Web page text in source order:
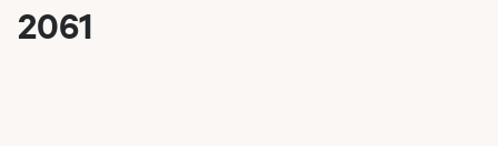
2061